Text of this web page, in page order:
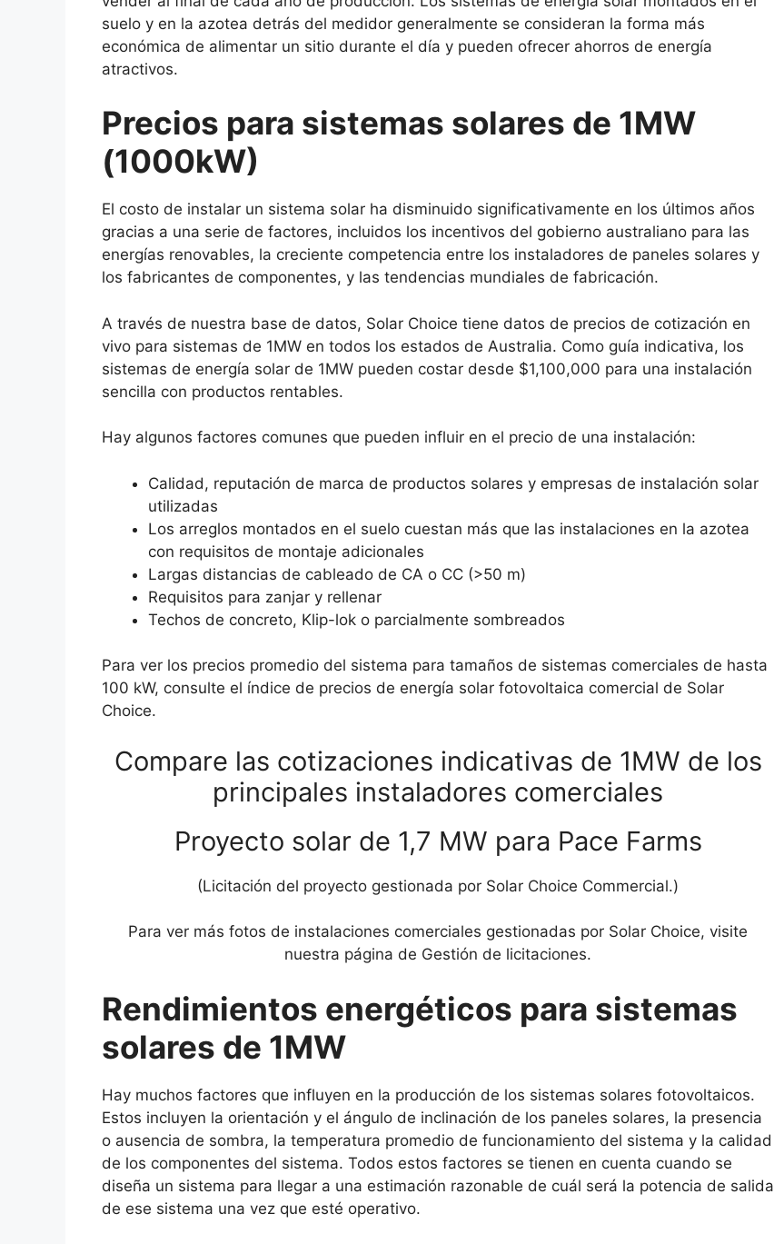
suelo y en la azotea detrás del medidor generalmente se consideran la forma más
económica de alimentar un sitio durante el día y pueden ofrecer ahorros de energía
atractivos.
Precios para sistemas solares de 1MW
(1000kW)
El costo de instalar un sistema solar ha disminuido significativamente en los últimos años
gracias a una serie de factores, incluidos los incentivos del gobierno australiano para las
energías renovables, la creciente competencia entre los instaladores de paneles solares y
los fabricantes de componentes, y las tendencias mundiales de fabricación.
A través de nuestra base de datos, Solar Choice tiene datos de precios de cotización en
vivo para sistemas de 1MW en todos los estados de Australia. Como guía indicativa, los
sistemas de energía solar de 1MW pueden costar desde $1,100,000 para una instalación
sencilla con productos rentables.
Hay algunos factores comunes que pueden influir en el precio de una instalación:
Calidad, reputación de marca de productos solares y empresas de instalación solar
utilizadas
Los arreglos montados en el suelo cuestan más que las instalaciones en la azotea
con requisitos de montaje adicionales
Largas distancias de cableado de CA o CC (>50 m)
Requisitos para zanjar y rellenar
Techos de concreto, Klip-lok o parcialmente sombreados
Para ver los precios promedio del sistema para tamaños de sistemas comerciales de hasta
100 kW, consulte el índice de precios de energía solar fotovoltaica comercial de Solar
Choice.
Compare las cotizaciones indicativas de 1MW de los
principales instaladores comerciales
Proyecto solar de 1,7 MW para Pace Farms
(Licitación del proyecto gestionada por Solar Choice Commercial.)
Para ver más fotos de instalaciones comerciales gestionadas por Solar Choice, visite
nuestra página de Gestión de licitaciones.
Rendimientos energéticos para sistemas
solares de 1MW
Hay muchos factores que influyen en la producción de los sistemas solares fotovoltaicos.
Estos incluyen la orientación y el ángulo de inclinación de los paneles solares, la presencia
o ausencia de sombra, la temperatura promedio de funcionamiento del sistema y la calidad
de los componentes del sistema. Todos estos factores se tienen en cuenta cuando se
diseña un sistema para llegar a una estimación razonable de cuál será la potencia de salida
de ese sistema una vez que esté operativo.